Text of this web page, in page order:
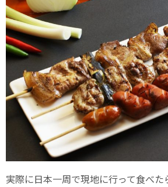
実際に日本一周で現地に行って食べた